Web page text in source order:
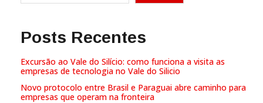
Posts Recentes
Excursão ao Vale do Silício: como funciona a visita as
empresas de tecnologia no Vale do Silicio
Novo protocolo entre Brasil e Paraguai abre caminho para
empresas que operam na fronteira